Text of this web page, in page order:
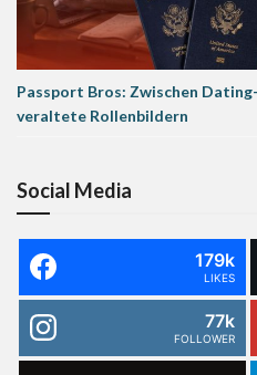
Passport Bros: Zwischen
veraltete Rollenbildern
Social Media
179k
LIKES
77k
FOLLOWER